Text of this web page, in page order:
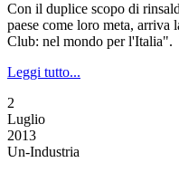
Con il duplice scopo di
paese come loro meta,
Club: nel mondo per l'Italia".
Leggi tutto...
2
Luglio
2013
Un-Industria